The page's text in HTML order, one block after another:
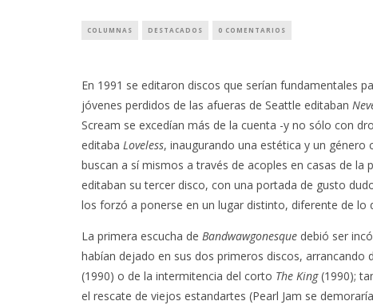
COLUMNAS DESTACADOS 0 COMENTARIOS
En 1991 se editaron discos que serían fundamentales
jóvenes perdidos de las afueras de Seattle editaban
Scream se excedían más de la cuenta -y no sólo con
editaba Loveless, inaugurando una estética y un
buscan a sí mismos a través de acoples en casas de la
editaban su tercer disco, con una portada de gusto
los forzó a ponerse en un lugar distinto, diferente de lo
La primera escucha de Bandwawgonesque debió ser
habían dejado en sus dos primeros discos, arrancando
(1990) o de la intermitencia del corto The King(1990);
el rescate de viejos estandartes (Pearl Jam se